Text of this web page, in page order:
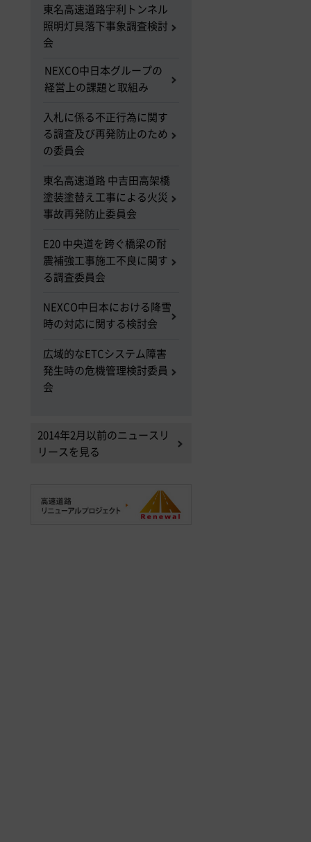
東名高速道路宇利トンネル
照明灯具落下事象調査検討
会
NEXCO中日本グループの
経営上の課題と取組み
入札に係る不正行為に関す
る調査及び再発防止のため
の委員会
東名高速道路 中吉田高架橋
塗装塗替え工事による火災
事故再発防止委員会
E20 中央道を跨ぐ橋梁の耐
震補強工事施工不良に関す
る調査委員会
NEXCO中日本における降雪
時の対応に関する検討会
広域的なETCシステム障害
発生時の危機管理検討委員
会
2014年2月以前のニュースリ
リースを見る